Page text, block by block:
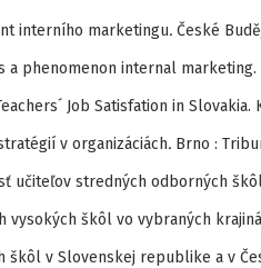
interního marketingu.České
a phenomenon internal
Job Satisfation in
v organizáciách.Brno :
učiteľov stredných odborných
škôl vo vybraných
škôl v Slovenskej republike a v